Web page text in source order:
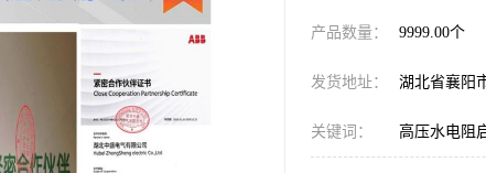
产品数量： 9999.00个
发货地址： 湖北省襄阳
关键词： 高压水电阻